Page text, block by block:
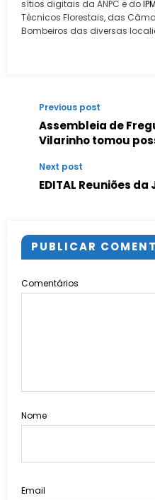
sítios digitais da ANPC e do
Técnicos Florestais, das
Bombeiros das diversas
Previous post
Assembleia de
Vilarinho tomou
Next post
EDITAL Reuniões
PUBLICAR
Comentários
Nome
Email